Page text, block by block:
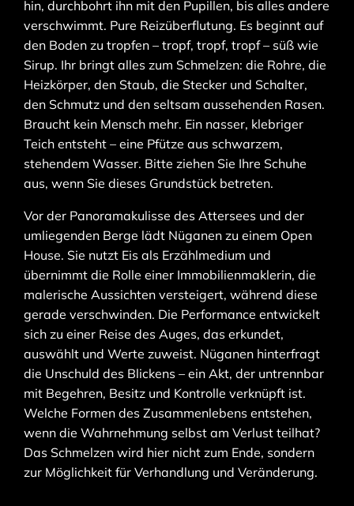
hin, durchbohrt ihn mit den Pupillen, bis alles andere
verschwimmt. Pure Reizüberflutung. Es beginnt auf
den Boden zu tropfen – tropf, tropf, tropf – süß wie
Sirup. Ihr bringt alles zum Schmelzen: die Rohre, die
Heizkörper, den Staub, die Stecker und Schalter,
den Schmutz und den seltsam aussehenden Rasen.
Braucht kein Mensch mehr. Ein nasser, klebriger
Teich entsteht – eine Pfütze aus schwarzem,
stehendem Wasser. Bitte ziehen Sie Ihre Schuhe
aus, wenn Sie dieses Grundstück betreten.
Vor der Panoramakulisse des Attersees und der
umliegenden Berge lädt Nüganen zu einem Open
House. Sie nutzt Eis als Erzählmedium und
übernimmt die Rolle einer Immobilienmaklerin, die
malerische Aussichten versteigert, während diese
gerade verschwinden. Die Performance entwickelt
sich zu einer Reise des Auges, das erkundet,
auswählt und Werte zuweist. Nüganen hinterfragt
die Unschuld des Blickens – ein Akt, der untrennbar
mit Begehren, Besitz und Kontrolle verknüpft ist.
Welche Formen des Zusammenlebens entstehen,
wenn die Wahrnehmung selbst am Verlust teilhat?
Das Schmelzen wird hier nicht zum Ende, sondern
zur Möglichkeit für Verhandlung und Veränderung.